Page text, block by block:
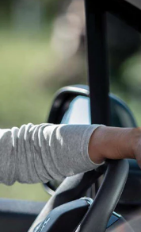
ІНДИВІДУАЛЬНА
В ПРОФЕСІЙНІЙ
індивідуальних
потреб.